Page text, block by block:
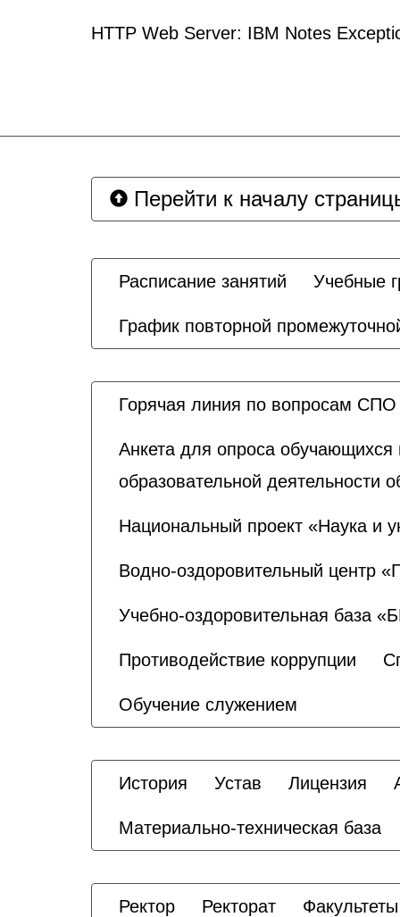
HTTP Web Server: IBM Notes
Перейти к началу
Расписание занятий Учебные
График повторной
Горячая линия по вопросам СПО
Анкета для опроса обучающихся
образовательной деятельности
Национальный проект «Наука и
Водно-оздоровительный центр
Учебно-оздоровительная база
Противодействие коррупции
Обучение служением
История Устав Лицензия
Материально-техническая база
Ректор Ректорат Факультеты